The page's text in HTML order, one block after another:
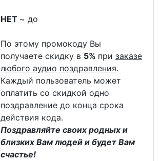
НЕТ ~ до
По этому промокоду Вы
получаете скидку в 5% при заказе
любого аудио поздравления.
Каждый пользователь может
оплатить со скидкой одно
поздравление до конца срока
действия кода.
Поздравляйте своих родных и
близких Вам людей и будет Вам
счастье!